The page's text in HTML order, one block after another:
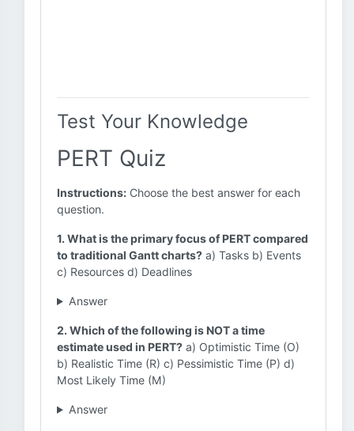
Test Your Knowledge
PERT Quiz
Instructions: Choose the best answer for each
question.
1. What is the primary focus of PERT compared
to traditional Gantt charts? a) Tasks b) Events
c) Resources d) Deadlines
Answer
2. Which of the following is NOT a time
estimate used in PERT? a) Optimistic Time (O)
b) Realistic Time (R) c) Pessimistic Time (P) d)
Most Likely Time (M)
Answer